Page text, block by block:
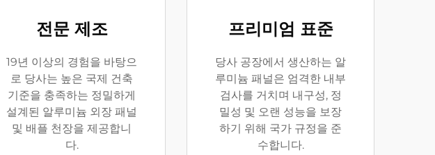
전문 제조
19년 이상의 경험을 바탕으
로 당사는 높은 국제 건축
기준을 충족하는 정밀하게
설계된 알루미늄 외장 패널
및 배플 천장을 제공합니
다.
프리미엄 표준
당사 공장에서 생산하는 알
루미늄 패널은 엄격한 내부
검사를 거치며 내구성, 정
밀성 및 오랜 성능을 보장
하기 위해 국가 규정을 준
수합니다.